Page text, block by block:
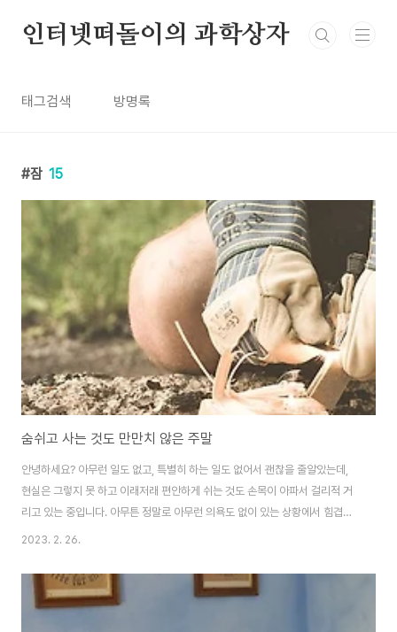
인터넷떠돌이의 과학상자
태그검색 방명록
잠 15
숨쉬고 사는 것도 만만치 않은 주말
안녕하세요? 아무런 일도 없고, 특별히 하는 일도 없어서 괜찮을 줄알았는데,
현실은 그렇지 못 하고 이래저래 편안하게 쉬는 것도 손목이 아파서 걸리적 거
리고 있는 중입니다. 아무튼 정말로 아무런 의욕도 없이 있는 상황에서 힘겹게
불을 다시 지펴야 하는 상황입니다. 그래도 이러리 저러니 해도 그럭저럭 버티
적으로 무언가를 하지 못 하면서 그저 가라앉아 있는 상황이라고 할 수 있습니
2023. 2. 26.